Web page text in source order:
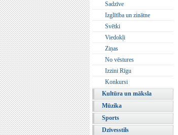
Sadzīve
Izglītība un zinātne
Svētki
Viedokļi
Ziņas
No vēstures
Izzini Rīgu
Konkursi
Kultūra un māksla
Mūzika
Sports
Dzīvesstils